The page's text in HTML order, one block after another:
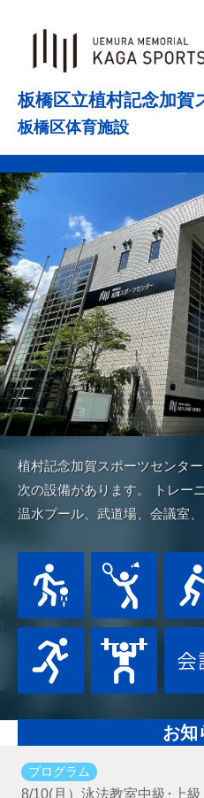
ス
キ
ッ
プ
板橋区立植村記念加賀
板橋区体育施設
植村記念加賀スポーツセンタ
次の設備があります。 トレー
温水プール、武道場、会議室
お知
プログラム
8/10(月）泳法教室中級･上